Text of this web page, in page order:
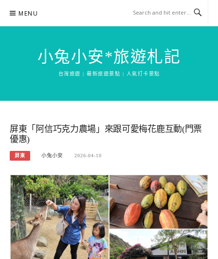
content
MENU
小兔小安*旅遊札記
台灣旅遊 | 最新旅遊景點 | 人氣打卡景點
屏東「阿信巧克力農場」來跟可愛梅花鹿互動(門票
優惠)
屏東 小兔小安 2026-04-10